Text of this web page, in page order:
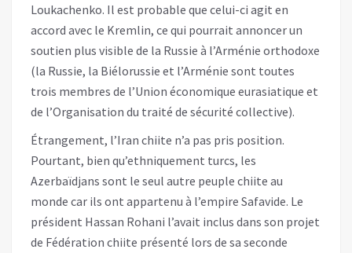
Loukachenko. Il est probable que celui-ci agit en
accord avec le Kremlin, ce qui pourrait annoncer un
soutien plus visible de la Russie à l’Arménie orthodoxe
(la Russie, la Biélorussie et l’Arménie sont toutes
trois membres de l’Union économique eurasiatique et
de l’Organisation du traité de sécurité collective).
Étrangement, l’Iran chiite n’a pas pris position.
Pourtant, bien qu’ethniquement turcs, les
Azerbaïdjans sont le seul autre peuple chiite au
monde car ils ont appartenu à l’empire Safavide. Le
président Hassan Rohani l’avait inclus dans son projet
de Fédération chiite présenté lors de sa seconde